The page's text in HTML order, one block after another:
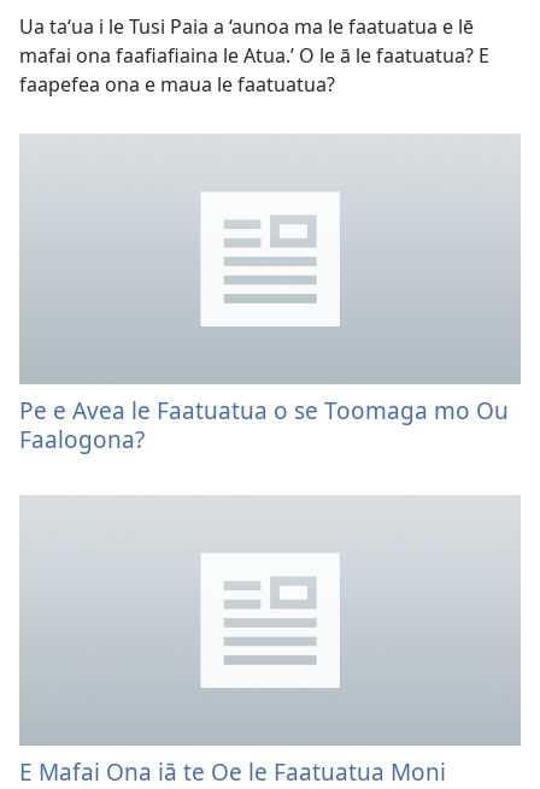
Ua taʻua i le Tusi Paia a ‘aunoa ma le faatuatua e lē
mafai ona faafiafiaina le Atua.’ O le ā le faatuatua? E
faapefea ona e maua le faatuatua?
Pe e Avea le Faatuatua o se Toomaga mo Ou
Faalogona?
E Mafai Ona iā te Oe le Faatuatua Moni